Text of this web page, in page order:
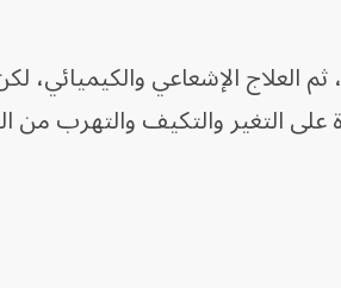
ثم العلاج الإشعاعي والكيميائي،
على التغير والتكيف والتهرب من